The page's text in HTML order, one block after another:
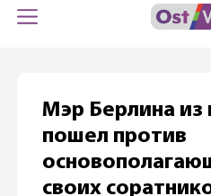
Мэр Берлина из
пошел против
своих